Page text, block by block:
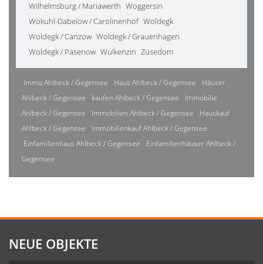
Wilhelmsburg / Mariawerth Woggersin
Wokuhl-Dabelow / Carolinenhof Woldegk
Woldegk / Canzow Woldegk / Grauenhagen
Woldegk / Pasenow Wulkenzin Züsedom
Immo Ahlbeck / Gegensee Haus Ahlbeck / Gegensee
Häuser
Ahlbeck / Gegensee
kaufen Ahlbeck / Gegensee
Immobilie
Ahlbeck / Gegensee
Immobilien Ahlbeck / Gegensee
Hauskauf
Ahlbeck / Gegensee
Immobilienkauf Ahlbeck / Gegensee
Einfamilienhaus Ahlbeck / Gegensee
Einfamilienhäuser Ahlbeck /
Gegensee
NEUE OBJEKTE